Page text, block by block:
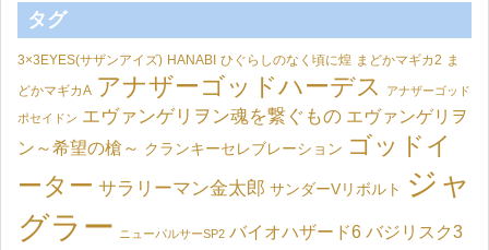
タグ
3×3EYES(サザンアイズ) HANABI ひぐらしのなく頃に煌 まどかマギカ2 ま
どかマギカA アナザーゴッドハーデス アナザーゴッド
ポセイドン エヴァンゲリヲン魂を繋ぐもの エヴァンゲリヲ
ン～希望の槍～ クランキーセレブレーション ゴッドイ
ーター サラリーマン金太郎 サンダーVリボルト
ジャ
グラー
ニューパルサーSP2 バイオハザード6 バジリスク3